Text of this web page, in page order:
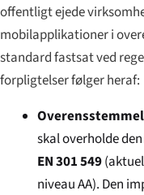
offentligt ejede
mobilapplikationer i
standard fastsat ved
forpligtelser følger heraf:
skal overholde
EN 301 549
niveau AA). Den